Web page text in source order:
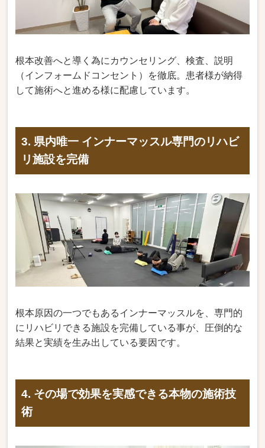
根本改善へと導く為にカウンセリング、検査、説明
（インフォームドコンセント）を徹底。患者様が納得
して施術へと進める様に配慮しています。
3. 県内唯一 インナーマッスル専門のリハビ
リ施設を完備
根本原因の一つでもあるインナーマッスルを、専門的
にリハビリできる施設を完備している事が、圧倒的な
結果と実績を生み出している要因です。
4. その場で効果を実感できる本物の施術技
術